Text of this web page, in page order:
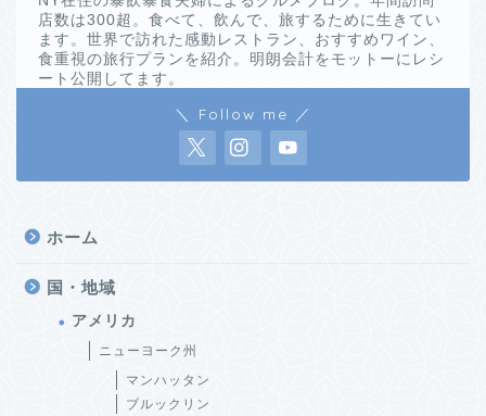
店数は300超。食べて、飲んで、旅するために生きてい
ます。世界で訪れた感動レストラン、おすすめワイン、
食重視の旅行プランを紹介。明朗会計をモットーにレシ
ート公開してます。
＼ Follow me ／
ホーム
国・地域
アメリカ
ニューヨーク州
マンハッタン
ブルックリン